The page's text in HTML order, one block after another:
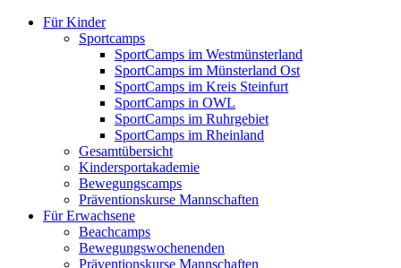
Für Kinder
Sportcamps
SportCamps im Westmünsterland
SportCamps im Münsterland Ost
SportCamps im Kreis Steinfurt
SportCamps in OWL
SportCamps im Ruhrgebiet
SportCamps im Rheinland
Gesamtübersicht
Kindersportakademie
Bewegungscamps
Präventionskurse Mannschaften
Für Erwachsene
Beachcamps
Bewegungswochenenden
Präventionskurse Mannschaften